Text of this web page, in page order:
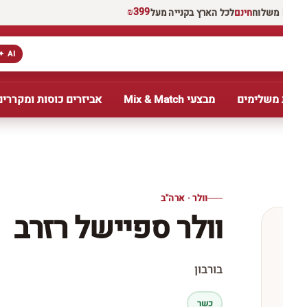
משלוחחינםלכל הארץ בקנייה מעל₪399
AI ✦
מבצעי Mix & Match אביזרים כוסות
וולר · ארה''ב
וולר ספיישל רזרב
בורבון
כשר